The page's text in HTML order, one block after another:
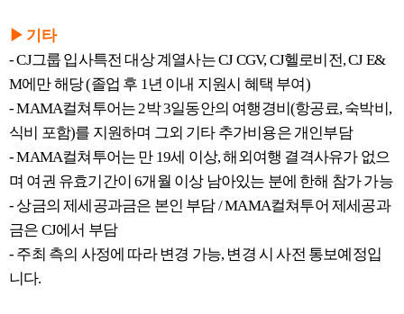
▶ 기타
- CJ그룹 입사특전 대상 계열사는 CJ CGV, CJ헬로비전, CJ E&
M에만 해당 (졸업 후 1년 이내 지원시 혜택 부여)
- MAMA컬쳐투어는 2박 3일동안의 여행경비(항공료, 숙박비,
식비 포함)를 지원하며 그외 기타 추가비용은 개인부담
- MAMA컬쳐투어는 만 19세 이상, 해외여행 결격사유가 없으
며 여권 유효기간이 6개월 이상 남아있는 분에 한해 참가 가능
- 상금의 제세공과금은 본인 부담 / MAMA컬쳐투어 제세공과
금은 CJ에서 부담
- 주최 측의 사정에 따라 변경 가능, 변경 시 사전 통보예정입
니다.